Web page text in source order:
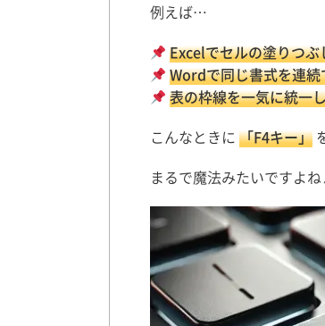
例えば…
Excelでセルの塗りつ
Wordで同じ書式を連
表の枠線を一気に統一
こんなときに 「F4キー」
まるで魔法みたいですよね